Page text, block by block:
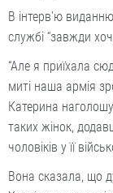
В інтерв'ю
службі “завжди
“Але я приїхала
миті наша армія
Катерина
таких жінок,
чоловіків у її
Вона сказала, що